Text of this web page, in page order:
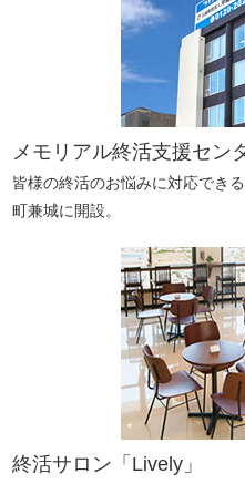
メモリアル終活支援セン
皆様の終活のお悩みに対応でき
町兼城に開設。
終活サロン「Lively」